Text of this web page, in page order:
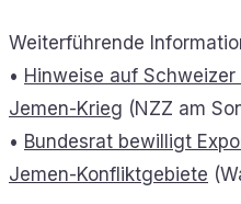
Weiterführende
• Hinweise auf
Jemen-Krieg (NZZ am
• Bundesrat bewilligt
Jemen-Konfliktgebiete